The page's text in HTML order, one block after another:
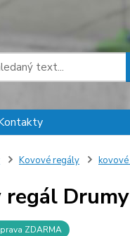
Kovové regály
regál
ZDARMA